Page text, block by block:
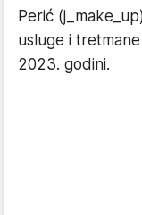
Perić
usluge i
2023. godini.